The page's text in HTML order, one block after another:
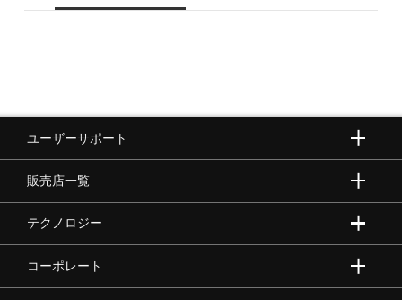
ゴルフ
バレーボール
バドミントン
ユーザーサポート
販売店一覧
テクノロジー
コーポレート